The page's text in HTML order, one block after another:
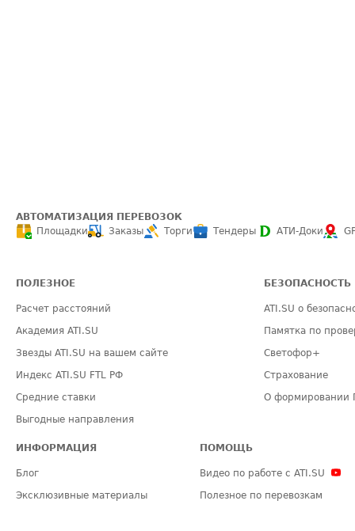
АВТОМАТИЗАЦИЯ ПЕРЕВОЗОК
Площадки
Заказы Торги Тендеры АТИ-Доки
ПОЛЕЗНОЕ
Расчет расстояний
Академия ATI.SU
Звезды ATI.SU на вашем сайте
Индекс ATI.SU FTL РФ
Средние ставки
Выгодные направления
БЕЗОПАСНОСТЬ
ATI.SU о
Памятка по
Светофор+
Страхование
О формировании
ИНФОРМАЦИЯ
Блог
Эксклюзивные материалы
ПОМОЩЬ
Видео по работе с ATI.SU
Полезное по перевозкам